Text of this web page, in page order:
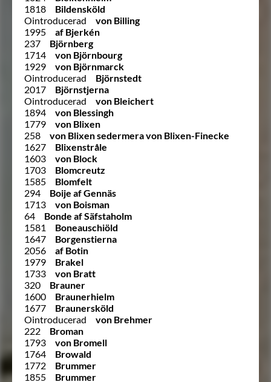
1818
Bildensköld
Ointroducerad
von Billing
1995
af Bjerkén
237
Björnberg
1714
von Björnbourg
1929
von Björnmarck
Ointroducerad
Björnstedt
2017
Björnstjerna
Ointroducerad
von Bleichert
1894
von Blessingh
1779
von Blixen
258
von Blixen sedermera von Blixen-Finecke
1627
Blixenstråle
1603
von Block
1703
Blomcreutz
1585
Blomfelt
294
Boije af Gennäs
1713
von Boisman
64
Bonde af Säfstaholm
1581
Boneauschiöld
1647
Borgenstierna
2056
af Botin
1979
Brakel
1733
von Bratt
320
Brauner
1600
Braunerhielm
1677
Braunersköld
Ointroducerad
von Brehmer
222
Broman
1793
von Bromell
1764
Browald
1772
Brummer
1855
Brummer